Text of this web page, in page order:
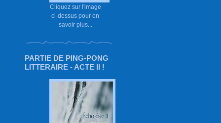
Cliquez sur l'image
ci-dessus pour en
savoir plus...
PARTIE DE PING-PONG
LITTERAIRE - ACTE II !